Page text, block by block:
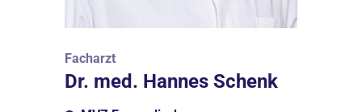
Facharzt
Dr. med. Hannes Schenk